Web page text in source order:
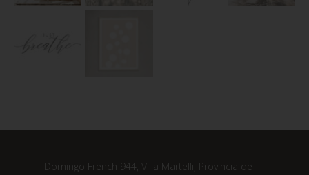
Domingo French 944, Villa Martelli, Provincia de